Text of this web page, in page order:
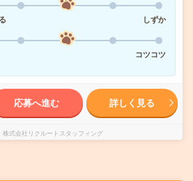
しずか
コツコツ
応募へ進む 詳しく見る
株式会社リクルートスタッフィング